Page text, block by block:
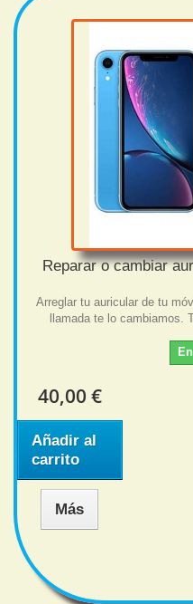
Reparar o cambiar
Arreglar tu auricular de tu
llamada te lo cambiamos.
40,00 €
Añadir al
carrito
Más